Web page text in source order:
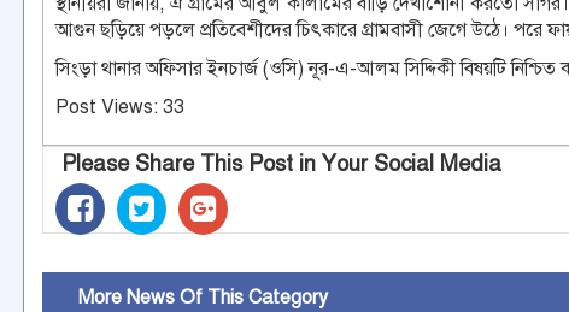
আগুন ছড়িয়ে পড়লে প্রতিবেশীদের চিৎকারে গ্রামবাসী জেগে উঠে। পরে
সিংড়া থানার অফিসার ইনচার্জ (ওসি) নূর-এ-আলম সিদ্দিকী বিষয়টি নিশ্চিত
Post Views: 33
Please Share This Post in Your Social Media
More News Of This Category